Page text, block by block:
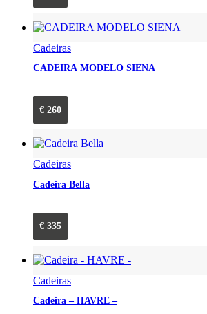
Cadeiras
CADEIRA MODELO SIENA
€ 260
Cadeiras
Cadeira Bella
€ 335
Cadeiras
Cadeira – HAVRE –